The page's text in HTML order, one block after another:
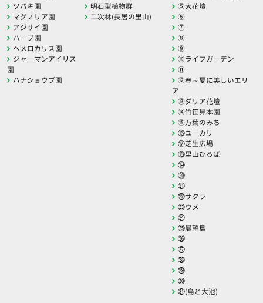
ツバキ園
マグノリア園
アジサイ園
ハーブ園
ヘメロカリス園
ジャーマンアイリス
園
ハナショウブ園
明石型植物群
二次林(長居の里山)
⑤大花壇
⑥
⑦
⑧
⑨
⑩ライフガーデン
⑪
⑫春～夏に美しいエリ
ア
⑬ダリア花壇
⑭竹笹見本園
⑮万葉のみち
⑯ユーカリ
⑰芝生広場
⑱里山ひろば
⑲
⑳
㉑
㉒サクラ
㉓ウメ
㉔
㉕展望島
㉖
㉗
㉘
㉙
㉚
㉛(島と大池)